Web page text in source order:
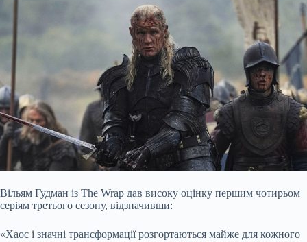
Вільям Гудман із The Wrap дав високу оцінку першим чотирьом
серіям третього сезону, відзначивши:
«Хаос і значні трансформації розгортаються майже для кожного